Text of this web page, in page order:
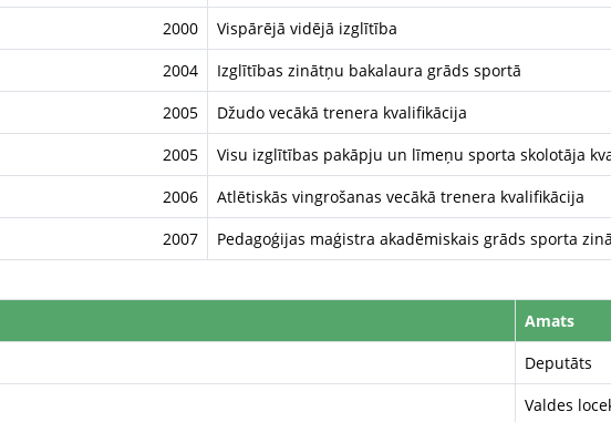
2000
Vispārējā vidējā izglītība
2004
Izglītības zinātņu bakalaura grāds sportā
2005
Džudo vecākā trenera kvalifikācija
2005
Visu izglītības pakāpju un līmeņu sporta skolotāja
2006
Atlētiskās vingrošanas vecākā trenera kvalifikācija
2007 Pedagoģijas maģistra akadēmiskais grāds sporta
Amats
Deputāts
Valdes